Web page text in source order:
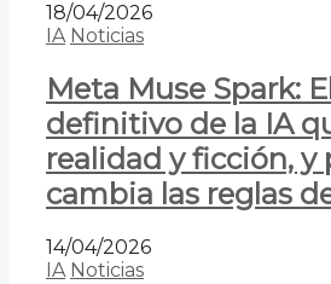
18/04/2026
IA Noticias
Meta Muse Spark:
definitivo de la IA
realidad y ficción, y
cambia las reglas
14/04/2026
IA Noticias